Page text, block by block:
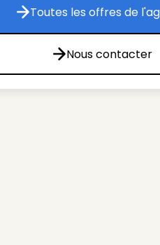
Toutes
Toutes les offres de
Nous
Nous contacter